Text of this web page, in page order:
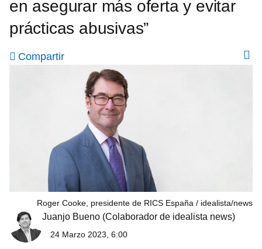
en asegurar más oferta y evitar
prácticas abusivas”
Compartir
Roger Cooke, presidente de RICS España idealista/news
Juanjo Bueno (Colaborador de idealista news)
24 Marzo 2023, 6:00